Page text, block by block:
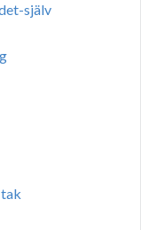
själv